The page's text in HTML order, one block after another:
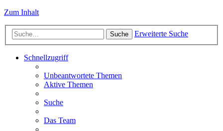
Zum Inhalt
Suche Erweiterte Suche
Schnellzugriff
Unbeantwortete Themen
Aktive Themen
Suche
Das Team